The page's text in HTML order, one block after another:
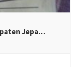
Jepa…